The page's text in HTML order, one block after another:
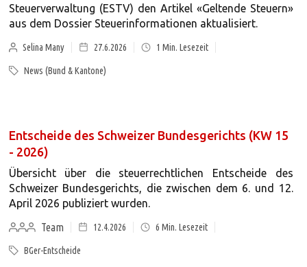
Steuerverwaltung (ESTV) den Artikel «Geltende Steuern»
aus dem Dossier Steuerinformationen aktualisiert.
Selina Many 27.6.2026 1 Min. Lesezeit
News (Bund & Kantone)
Entscheide des Schweizer Bundesgerichts (KW 15
- 2026)
Übersicht über die steuerrechtlichen Entscheide des
Schweizer Bundesgerichts, die zwischen dem 6. und 12.
April 2026 publiziert wurden.
Team
12.4.2026 6 Min. Lesezeit
BGer-Entscheide